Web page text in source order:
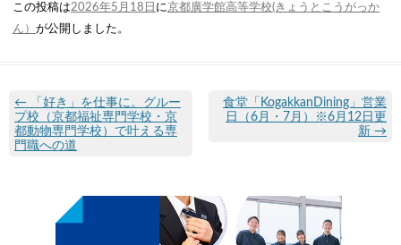
この投稿は2026年5月18日 に京都廣学館高等学校(きょうとこうがっか
ん） が公開しました 。
← 「好き」を仕事に。グルー
プ校（京都福祉専門学校・京
都動物専門学校）で叶える専
門職への道
食堂「KogakkanDining」営業
日（6月・7月）※6月12日更
新 →